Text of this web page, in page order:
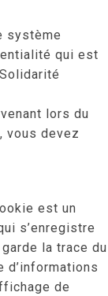
système
qui est
lors du
vous devez
est un
s’enregistre
la trace du
de